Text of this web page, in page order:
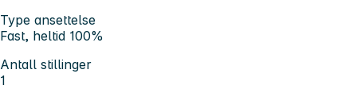
Type ansettelse
Fast, heltid 100%
Antall stillinger
1